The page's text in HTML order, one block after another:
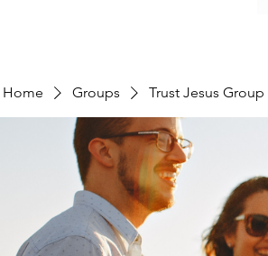
Home Groups Trust Jesus Group